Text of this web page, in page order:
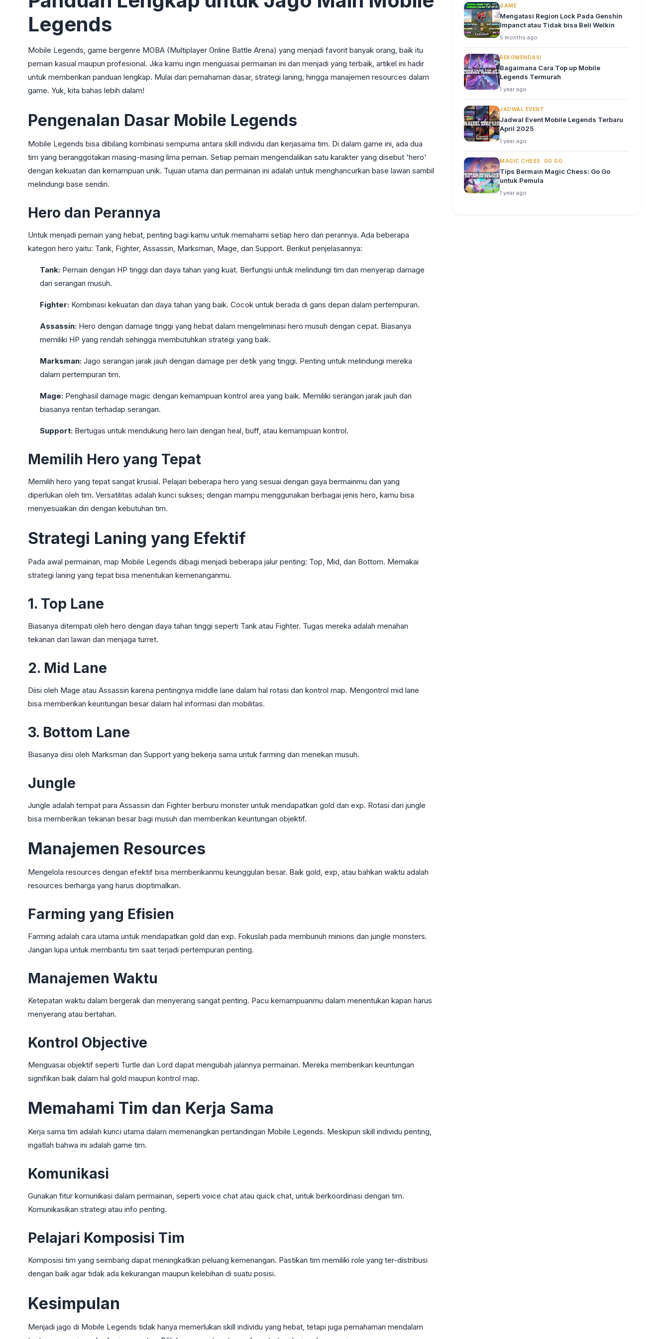
Legends
Mobile Legends, game bergenre MOBA (Multiplayer Online Battle Arena) yang menjadi favorit banyak orang, baik itu
pemain kasual maupun profesional. Jika kamu ingin menguasai permainan ini dan menjadi yang terbaik, artikel ini hadir
untuk memberikan panduan lengkap. Mulai dari pemahaman dasar, strategi laning, hingga manajemen resources dalam
game. Yuk, kita bahas lebih dalam!
Pengenalan Dasar Mobile Legends
Mobile Legends bisa dibilang kombinasi sempurna antara skill individu dan kerjasama tim. Di dalam game ini, ada dua
tim yang beranggotakan masing-masing lima pemain. Setiap pemain mengendalikan satu karakter yang disebut 'hero'
dengan kekuatan dan kemampuan unik. Tujuan utama dari permainan ini adalah untuk menghancurkan base lawan sambil
melindungi base sendiri.
Hero dan Perannya
Untuk menjadi pemain yang hebat, penting bagi kamu untuk memahami setiap hero dan perannya. Ada beberapa
kategori hero yaitu: Tank, Fighter, Assassin, Marksman, Mage, dan Support. Berikut penjelasannya:
Tank: Pemain dengan HP tinggi dan daya tahan yang kuat. Berfungsi untuk melindungi tim dan menyerap damage
dari serangan musuh.
Fighter: Kombinasi kekuatan dan daya tahan yang baik. Cocok untuk berada di garis depan dalam pertempuran.
Assassin: Hero dengan damage tinggi yang hebat dalam mengeliminasi hero musuh dengan cepat. Biasanya
memiliki HP yang rendah sehingga membutuhkan strategi yang baik.
Marksman: Jago serangan jarak jauh dengan damage per detik yang tinggi. Penting untuk melindungi mereka
dalam pertempuran tim.
Mage: Penghasil damage magic dengan kemampuan kontrol area yang baik. Memiliki serangan jarak jauh dan
biasanya rentan terhadap serangan.
Support: Bertugas untuk mendukung hero lain dengan heal, buff, atau kemampuan kontrol.
Memilih Hero yang Tepat
Memilih hero yang tepat sangat krusial. Pelajari beberapa hero yang sesuai dengan gaya bermainmu dan yang
diperlukan oleh tim. Versatilitas adalah kunci sukses; dengan mampu menggunakan berbagai jenis hero, kamu bisa
menyesuaikan diri dengan kebutuhan tim.
Strategi Laning yang Efektif
Pada awal permainan, map Mobile Legends dibagi menjadi beberapa jalur penting: Top, Mid, dan Bottom. Memakai
strategi laning yang tepat bisa menentukan kemenanganmu.
1. Top Lane
Biasanya ditempati oleh hero dengan daya tahan tinggi seperti Tank atau Fighter. Tugas mereka adalah menahan
tekanan dari lawan dan menjaga turret.
2. Mid Lane
Diisi oleh Mage atau Assassin karena pentingnya middle lane dalam hal rotasi dan kontrol map. Mengontrol mid lane
bisa memberikan keuntungan besar dalam hal informasi dan mobilitas.
3. Bottom Lane
Biasanya diisi oleh Marksman dan Support yang bekerja sama untuk farming dan menekan musuh.
Jungle
Jungle adalah tempat para Assassin dan Fighter berburu monster untuk mendapatkan gold dan exp. Rotasi dari jungle
bisa memberikan tekanan besar bagi musuh dan memberikan keuntungan objektif.
Manajemen Resources
Mengelola resources dengan efektif bisa memberikanmu keunggulan besar. Baik gold, exp, atau bahkan waktu adalah
resources berharga yang harus dioptimalkan.
Farming yang Efisien
Farming adalah cara utama untuk mendapatkan gold dan exp. Fokuslah pada membunuh minions dan jungle monsters.
Jangan lupa untuk membantu tim saat terjadi pertempuran penting.
Manajemen Waktu
Ketepatan waktu dalam bergerak dan menyerang sangat penting. Pacu kemampuanmu dalam menentukan kapan harus
menyerang atau bertahan.
Kontrol Objective
Menguasai objektif seperti Turtle dan Lord dapat mengubah jalannya permainan. Mereka memberikan keuntungan
signifikan baik dalam hal gold maupun kontrol map.
Memahami Tim dan Kerja Sama
Kerja sama tim adalah kunci utama dalam memenangkan pertandingan Mobile Legends. Meskipun skill individu penting,
ingatlah bahwa ini adalah game tim.
Komunikasi
Gunakan fitur komunikasi dalam permainan, seperti voice chat atau quick chat, untuk berkoordinasi dengan tim.
Komunikasikan strategi atau info penting.
Pelajari Komposisi Tim
Komposisi tim yang seimbang dapat meningkatkan peluang kemenangan. Pastikan tim memiliki role yang ter-distribusi
dengan baik agar tidak ada kekurangan maupun kelebihan di suatu posisi.
Kesimpulan
Menjadi jago di Mobile Legends tidak hanya memerlukan skill individu yang hebat, tetapi juga pemahaman mendalam
GAME
Mengatasi Region Lock Pada Genshin
Impanct atau Tidak bisa Beli Welkin
5 months ago
REKOMENDASI
Bagaimana Cara Top up Mobile
Legends Termurah
1 year ago
JADWAL EVENT
Jadwal Event Mobile Legends Terbaru
April 2025
1 year ago
MAGIC CHESS: GO GO
Tips Bermain Magic Chess: Go Go
untuk Pemula
1 year ago